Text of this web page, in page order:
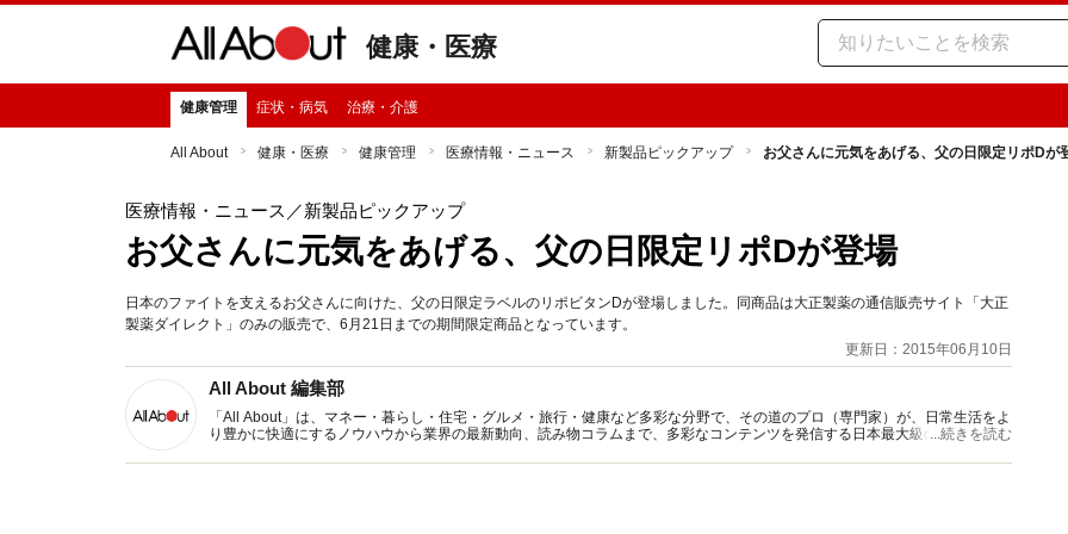
健康・医療
健康管理 症状・病気 治療・介護
All About 健康・医療 健康管理 医療情報・ニュース 新製品ピックアップ お父さんに元気をあげる、父の日限定リポDが
医療情報・ニュース ／新製品ピックアップ
お父さんに元気をあげる、父の日限定リポDが登場
日本のファイトを支えるお父さんに向けた、父の日限定ラベルのリポビタンDが登場しました。同商品は大正製薬の通信販売サイト「大正
製薬ダイレクト」のみの販売で、6月21日までの期間限定商品となっています。
更新日：2015年06月10日
All About 編集部
「All About」は、マネー・暮らし・住宅・グルメ・旅行・健康など多彩な分野で、その道のプロ（専門家）が、日常生活をよ
り豊かに快適にするノウハウから業界の最新動向、読み物コラムまで、多彩なコンテンツを発信する日本最大級の総合情報サ
...続きを読む